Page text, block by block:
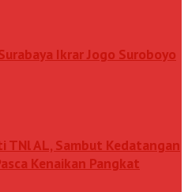
Ikrar Jogo Suroboyo
TNl AL, Sambut Kedatangan
Kenaikan Pangkat